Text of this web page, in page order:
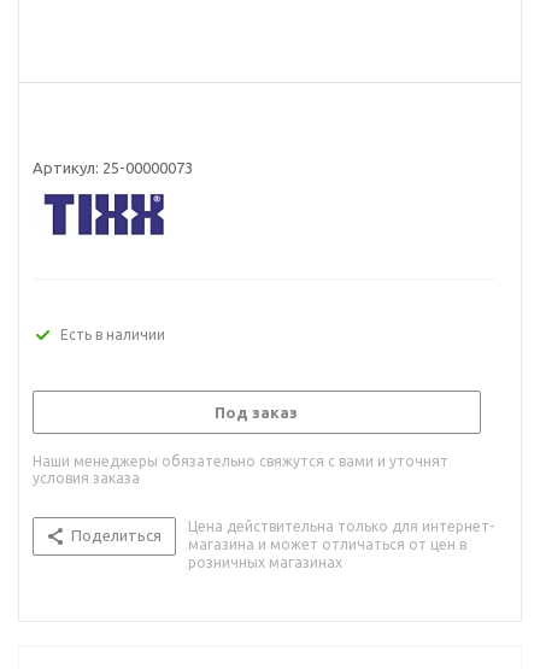
Артикул: 25-00000073
Есть в наличии
Под заказ
Наши менеджеры обязательно свяжутся с вами и уточнят
условия заказа
Поделиться
Цена действительна только для интернет-
магазина и может отличаться от цен в
розничных магазинах